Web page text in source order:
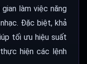
làm việc năng
Đặc biệt, khả
tối ưu hiệu suất
hiện các lệnh